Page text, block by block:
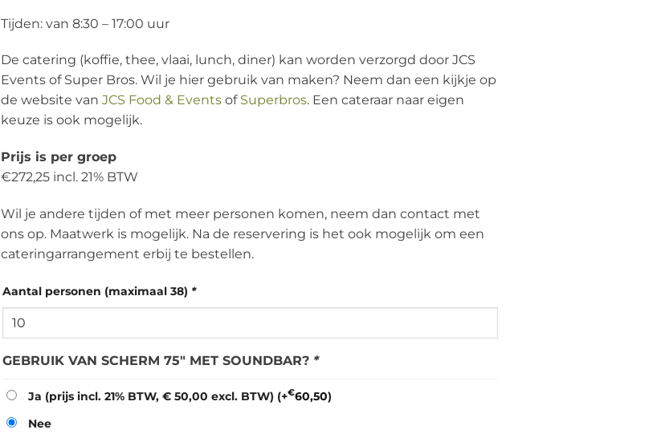
Tijden: van 8:30 – 17:00 uur
De catering (koffie, thee, vlaai, lunch, diner) kan worden verzorgd door JCS
Events of Super Bros. Wil je hier gebruik van maken? Neem dan een kijkje op
de website van JCS Food & EventsofSuperbros. Een cateraar naar eigen
keuze is ook mogelijk.
Prijs is per groep
€272,25 incl. 21% BTW
Wil je andere tijden of met meer personen komen, neem dan contact met
ons op. Maatwerk is mogelijk. Na de reservering is het ook mogelijk om een
cateringarrangement erbij te bestellen.
Aantal personen (maximaal 38) *
GEBRUIK VAN SCHERM 75″ MET SOUNDBAR? *
Ja (prijs incl. 21% BTW, € 50,00 excl. BTW) (+€60,50)
Nee
Alternative: